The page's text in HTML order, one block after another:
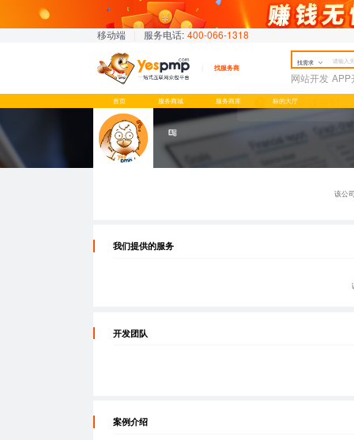
移动端 服务电话:400-066-1318
找服务商
找需求
网站开发 APP
首页 服务商城 服务商库 标的大厅
该公
我们提供的服务
开发团队
案例介绍